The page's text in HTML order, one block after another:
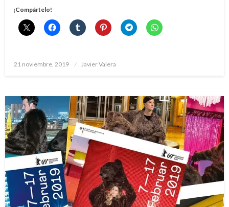
¡Compártelo!
Publicado
21 noviembre, 2019 Javier Valera